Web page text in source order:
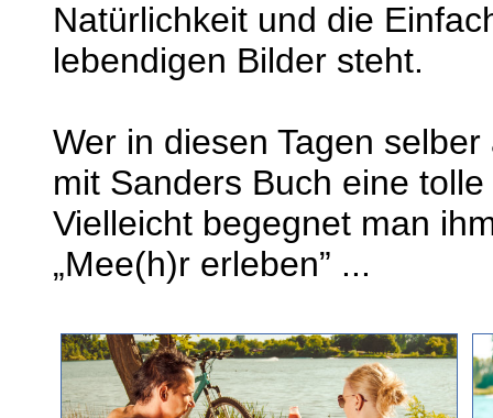
Natürlichkeit und die
lebendigen Bilder steht.
Wer in diesen Tagen
mit Sanders Buch eine
Vielleicht begegnet man
„Mee(h)r erleben” ...